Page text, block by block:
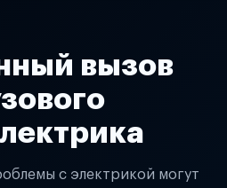
вызов
с электрикой могут